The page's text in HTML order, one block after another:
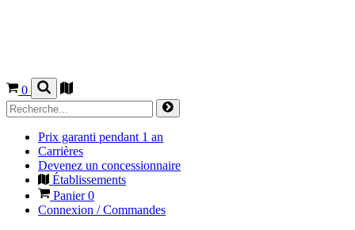
0
Prix garanti pendant 1 an
Carrières
Devenez un concessionnaire
Établissements
Panier0
Connexion / Commandes